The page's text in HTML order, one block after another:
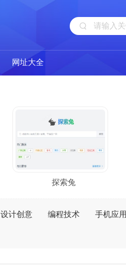
网址大全
探索兔
设计创意 编程技术 手机应用